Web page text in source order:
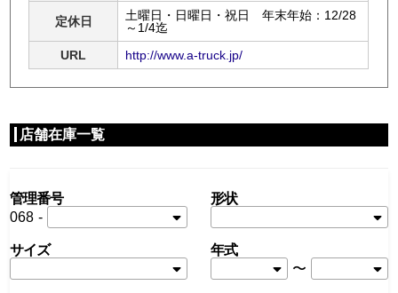
定休日
土曜日・日曜日・祝日 年末年始：12/28
～1/4迄
URL
http://www.a-truck.jp/
店舗在庫一覧
管理番号
068 -
形状
サイズ
年式
〜